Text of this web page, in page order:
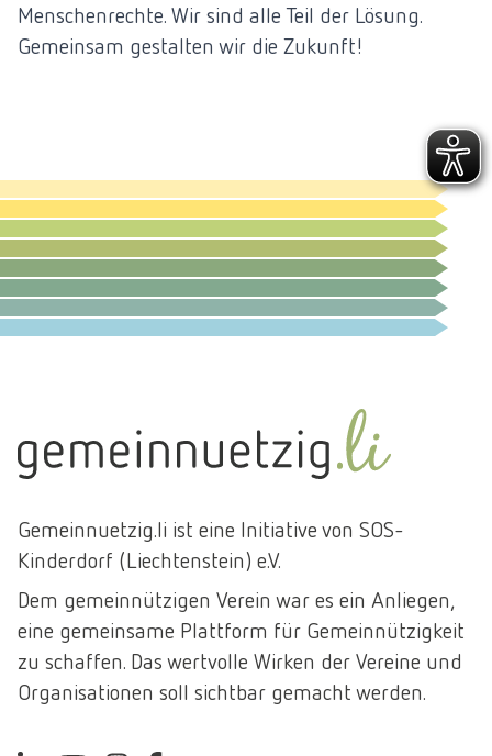
Menschenrechte. Wir sind alle Teil der Lösung.
Gemeinsam gestalten wir die Zukunft!
KINDER, JUGENDLICHE UND FAMILIEN
SENIOREN
BILDUNG
SOZIALES UND GESUNDHEIT
KUNST UND KULTUR
UMWELT UND KLIMASCHUTZ
SPORT UND FREIZEIT
Gemeinnuetzig.li ist eine Initiative von SOS-
Kinderdorf (Liechtenstein) e.V.
Dem gemeinnützigen Verein war es ein Anliegen,
eine gemeinsame Plattform für Gemeinnützigkeit
zu schaffen. Das wertvolle Wirken der Vereine und
Organisationen soll sichtbar gemacht werden.